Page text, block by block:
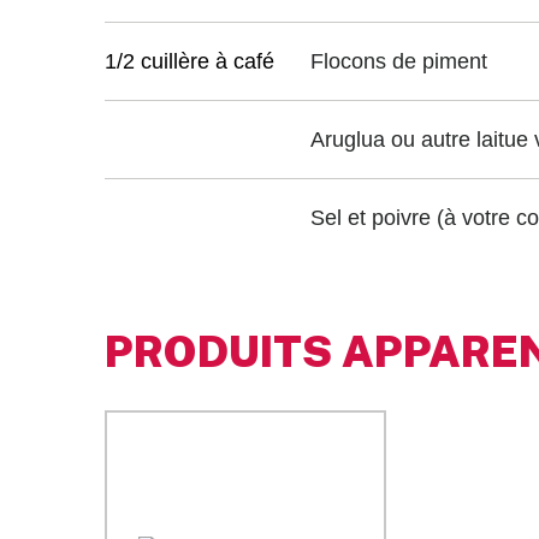
1/2 cuillère à café Flocons de piment
Aruglua ou autre laitue
Sel et poivre (à votre
PRODUITS